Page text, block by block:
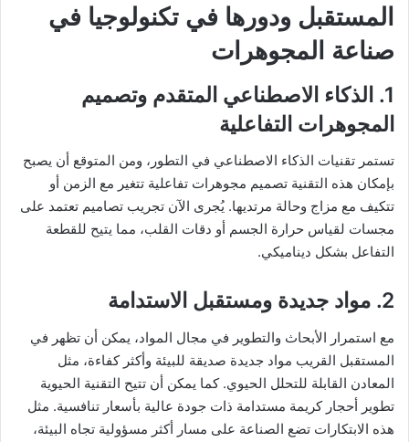
المستقبل ودورها في تكنولوجيا في
صناعة المجوهرات
1. الذكاء الاصطناعي المتقدم وتصميم
المجوهرات التفاعلية
تستمر تقنيات الذكاء الاصطناعي في التطور، ومن المتوقع أن يصبح
بإمكان هذه التقنية تصميم مجوهرات تفاعلية تتغير مع الزمن أو
تتكيف مع مزاج وحالة مرتديها. يُجرى الآن تجريب تصاميم تعتمد على
مجسات لقياس حرارة الجسم أو دقات القلب، مما يتيح للقطعة
التفاعل بشكل ديناميكي.
2. مواد جديدة ومستقبل الاستدامة
مع استمرار الأبحاث والتطوير في مجال المواد، يمكن أن تظهر في
المستقبل القريب مواد جديدة صديقة للبيئة وأكثر كفاءة، مثل
المعادن القابلة للتحلل الحيوي. كما يمكن أن تتيح التقنية الحيوية
تطوير أحجار كريمة مستدامة ذات جودة عالية بأسعار تنافسية. مثل
هذه الابتكارات تضع الصناعة على مسار أكثر مسؤولية تجاه البيئة،